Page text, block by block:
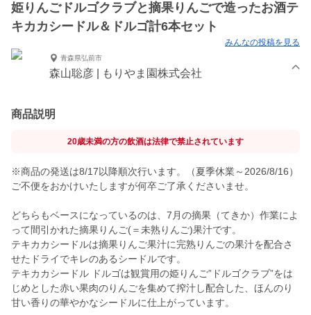
姫りんごドルゴクラブと摘果りんごで造ったお酒テ
キカカシードル＆ドルゴ計6本セット
みんなの投稿を見る
青森県弘前市
森山聡彦 | もりやま園株式会社
商品説明
20歳未満の方の飲酒は法律で禁止されています
※商品の発送は8/17以降順次行います。（夏季休業～2026/8/16）
ご不便をおかけいたしますが何卒ご了承くださいませ。
どちらもベースになっているのは、7月の摘果（てきか）作業によ
って間引かれた摘果りんご(＝未熟りんご)果汁です。
テキカカシードルは摘果りんご果汁に完熟りんごの果汁を配合さ
せたドライでキレのあるシードルです。
テキカカシードル ドルゴは観賞用の姫りんご”ドルゴクラブ”をは
じめとした赤い果肉のりんごを集めて搾汁し配合した、ほんのり
甘い香りの華やかなシードルに仕上がっています。